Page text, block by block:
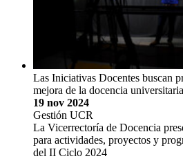
Las Iniciativas Docentes buscan
mejora de la docencia universitaria
19 nov 2024
Gestión UCR
La Vicerrectoría de Docencia
para actividades, proyectos y
del II Ciclo 2024